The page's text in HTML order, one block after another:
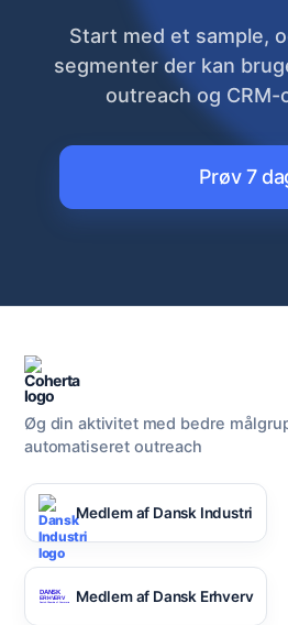
Start med et sample,
segmenter der kan
outreach og CRM-
Prøv 7
Øg din aktivitet med bedre
automatiseret outreach
Medlem af Dansk Industri
Medlem af Dansk Erhverv